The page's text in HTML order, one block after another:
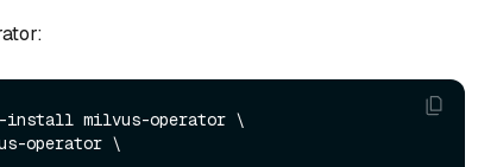
install milvus-operator \